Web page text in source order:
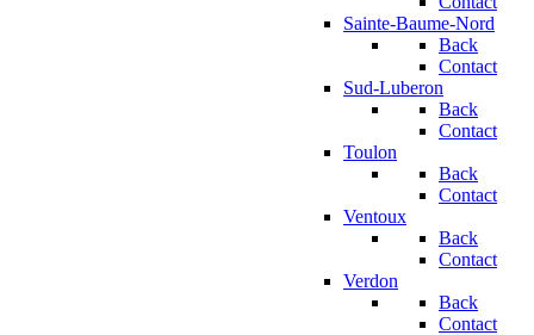
Sainte-Baume-Nord
Back
Contact
Sud-Luberon
Back
Contact
Toulon
Back
Contact
Ventoux
Back
Contact
Verdon
Back
Contact